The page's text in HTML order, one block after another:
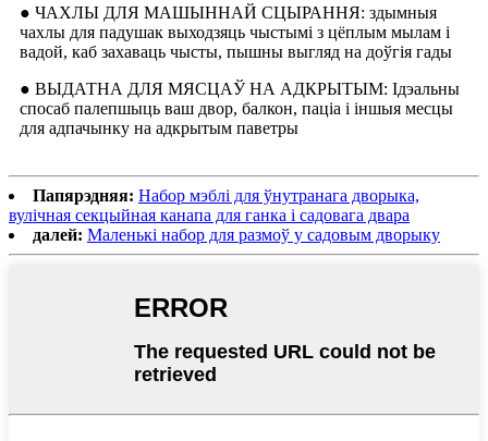
● ЧАХЛЫ ДЛЯ МАШЫННАЙ СЦЫРАННЯ: здымныя
чахлы для падушак выходзяць чыстымі з цёплым мылам і
вадой, каб захаваць чысты, пышны выгляд на доўгія гады
● ВЫДАТНА ДЛЯ МЯСЦАЎ НА АДКРЫТЫМ: Ідэальны
спосаб палепшыць ваш двор, балкон, паціа і іншыя месцы
для адпачынку на адкрытым паветры
Папярэдняя: Набор мэблі для ўнутранага дворыка,
вулічная секцыйная канапа для ганка і садовага двара
далей: Маленькі набор для размоў у садовым дворыку